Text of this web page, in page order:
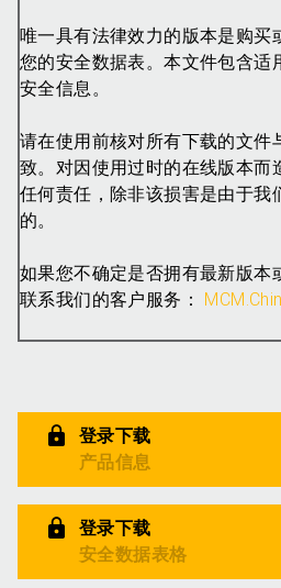
唯一具有法律效力的版本是购买
您的安全数据表。本文件包含适
安全信息。
请在使用前核对所有下载的文件
致。对因使用过时的在线版本而
任何责任，除非该损害是由于我
的。
如果您不确定是否拥有最新版本
联系我们的客户服务：
登录下载
产品信息
登录下载
安全数据表格